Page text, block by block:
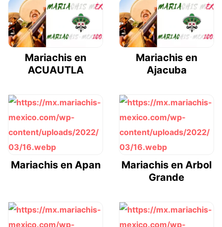
Mariachis en
ACUAUTLA
Mariachis en
Ajacuba
Mariachis en Apan
Mariachis en Arbol
Grande